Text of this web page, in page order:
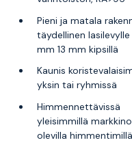
Pieni ja matala
täydellinen lasilevylle
mm 13 mm kipsillä
Kaunis
yksin tai ryhmissä
Himmennettävissä
yleisimmillä
olevilla himmentimillä